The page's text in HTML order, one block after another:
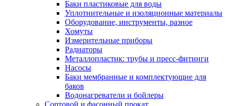
Баки пластиковые для воды
Уплотнительные и изоляционные материалы
Оборудование, инструменты, разное
Хомуты
Измерительные приборы
Радиаторы
Металлопластик: трубы и пресс-фитинги
Насосы
Баки мембранные и комплектующие для
баков
Водонагреватели и бойлеры
Сортовой и фасонный прокат